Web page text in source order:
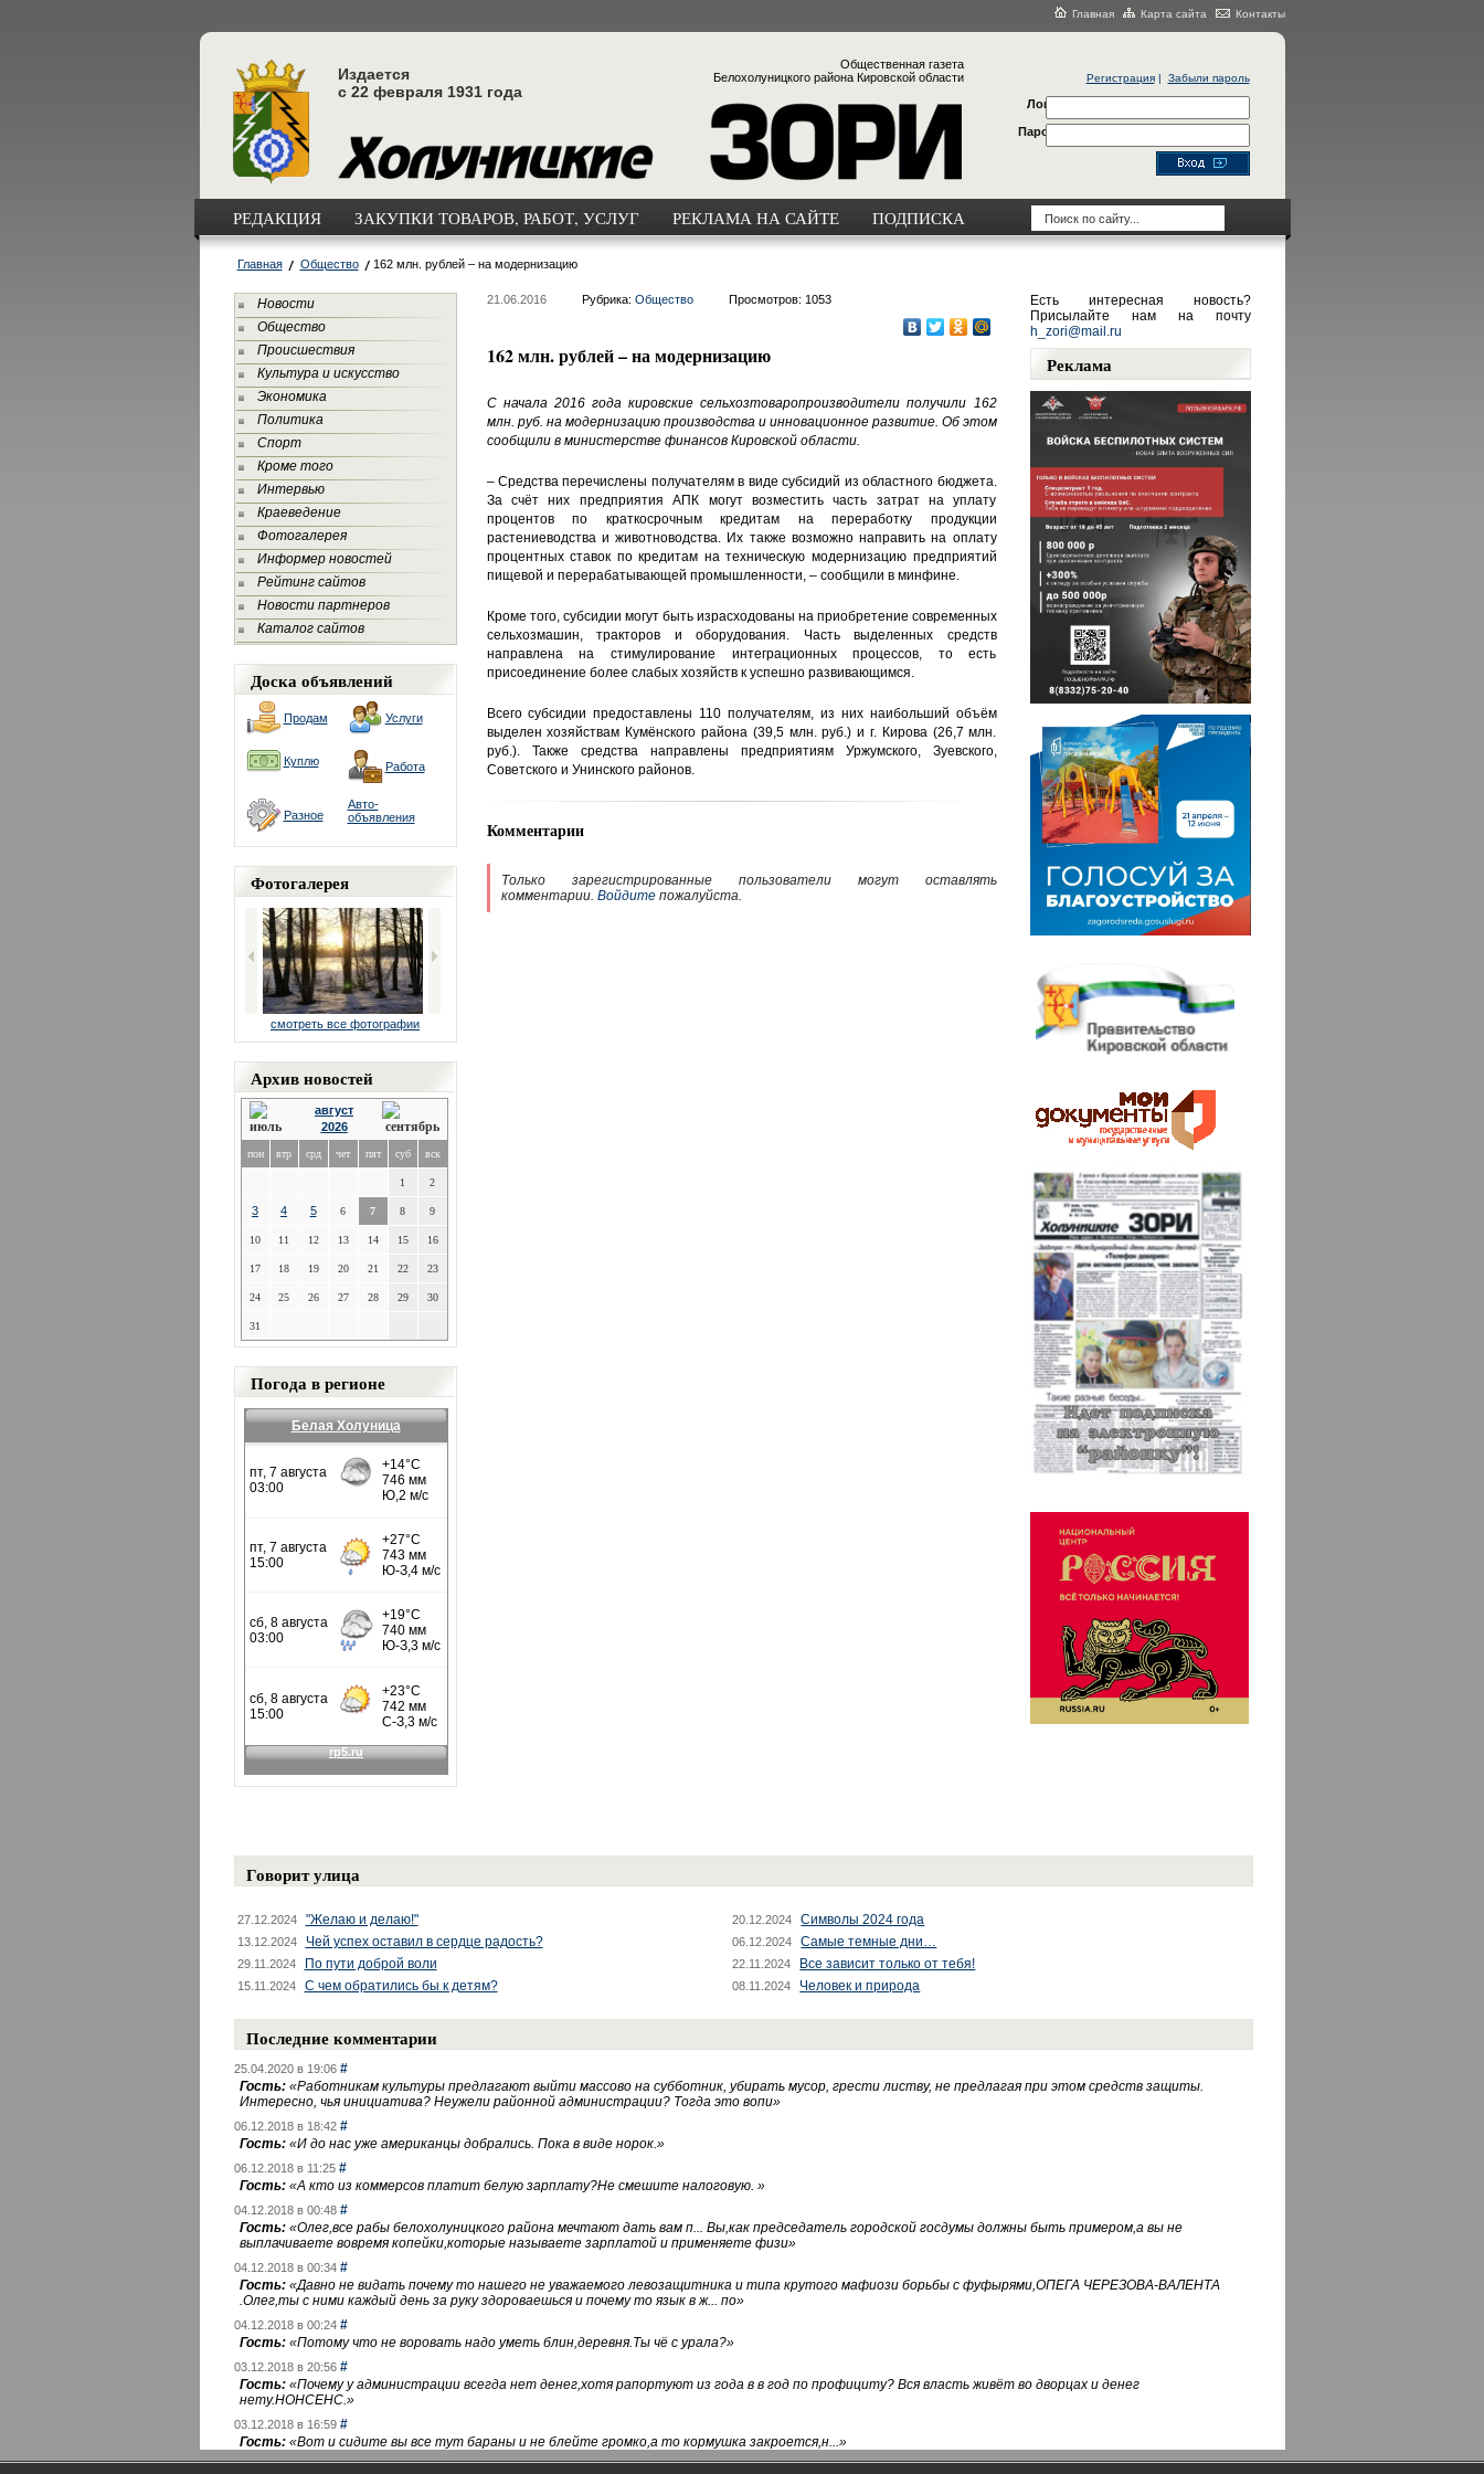
Главная Карта сайта Контакты
Издается
с 22 февраля 1931 года
Общественная газета
Белохолуницкого района Кировской области
Регистрация| Забыли пароль
Логин
Пароль
РЕДАКЦИЯ ЗАКУПКИ ТОВАРОВ, РАБОТ, УСЛУГ РЕКЛАМА НА САЙТЕ ПОДПИСКА
Главная Общество 162 млн. рублей – на модернизацию
Новости
Общество
Происшествия
Культура и искусство
Экономика
Политика
Спорт
Кроме того
Интервью
Краеведение
Фотогалерея
Информер новостей
Рейтинг сайтов
Новости партнеров
Каталог сайтов
Доска объявлений
Продам Услуги
Куплю Работа
Разное
Авто-
объявления
Фотогалерея
смотреть все фотографии
Архив новостей
август
2026
пон втр срд чет пят суб вск
1 2
3 4 5 6 7 8 9
10 11 12 13 14 15 16
17 18 19 20 21 22 23
24 25 26 27 28 29 30
31
Погода в регионе
Белая Холуница
21.06.2016 Рубрика: Общество Просмотров: 1053
162 млн. рублей – на модернизацию
С начала 2016 года кировские сельхозтоваропроизводители получили 162
млн. руб. на модернизацию производства и инновационное развитие. Об этом
сообщили в министерстве финансов Кировской области.
– Средства перечислены получателям в виде субсидий из областного бюджета.
За счёт них предприятия АПК могут возместить часть затрат на уплату
процентов по краткосрочным кредитам на переработку продукции
растениеводства и животноводства. Их также возможно направить на оплату
процентных ставок по кредитам на техническую модернизацию предприятий
пищевой и перерабатывающей промышленности, – сообщили в минфине.
Кроме того, субсидии могут быть израсходованы на приобретение современных
сельхозмашин, тракторов и оборудования. Часть выделенных средств
направлена на стимулирование интеграционных процессов, то есть
присоединение более слабых хозяйств к успешно развивающимся.
Всего субсидии предоставлены 110 получателям, из них наибольший объём
выделен хозяйствам Кумёнского района (39,5 млн. руб.) и г. Кирова (26,7 млн.
руб.). Также средства направлены предприятиям Уржумского, Зуевского,
Советского и Унинского районов.
Комментарии
Только зарегистрированные пользователи могут оставлять
комментарии. Войдитепожалуйста.
Есть интересная новость?
Присылайте нам на почту
h_zori@mail.ru
Реклама
Говорит улица
27.12.2024 "Желаю и делаю!" 20.12.2024 Символы 2024 года
13.12.2024 Чей успех оставил в сердце радость? 06.12.2024 Самые темные дни…
29.11.2024 По пути доброй воли 22.11.2024 Все зависит только от тебя!
15.11.2024 С чем обратились бы к детям? 08.11.2024 Человек и природа
Последние комментарии
25.04.2020 в 19:06 #
Гость: «Работникам культуры предлагают выйти массово на субботник, убирать мусор, грести листву, не предлагая при этом средств защиты.
Интересно, чья инициатива? Неужели районной администрации? Тогда это вопи»
06.12.2018 в 18:42 #
Гость: «И до нас уже американцы добрались. Пока в виде норок.»
06.12.2018 в 11:25 #
Гость: «А кто из коммерсов платит белую зарплату?Не смешите налоговую. »
04.12.2018 в 00:48 #
Гость: «Олег,все рабы белохолуницкого района мечтают дать вам п... Вы,как председатель городской госдумы должны быть примером,а вы не
выплачиваете вовремя копейки,которые называете зарплатой и применяете физи»
04.12.2018 в 00:34 #
Гость: «Давно не видать почему то нашего не уважаемого левозащитника и типа крутого мафиози борьбы с фуфырями,ОПЕГА ЧЕРЕЗОВА-ВАЛЕНТА
.Олег,ты с ними каждый день за руку здороваешься и почему то язык в ж... по»
04.12.2018 в 00:24 #
Гость: «Потому что не воровать надо уметь блин,деревня.Ты чё с урала?»
03.12.2018 в 20:56 #
Гость: «Почему у администрации всегда нет денег,хотя рапортуют из года в в год по профициту? Вся власть живёт во дворцах и денег
нету.НОНСЕНС.»
03.12.2018 в 16:59 #
Гость: «Вот и сидите вы все тут бараны и не блейте громко,а то кормушка закроется,н...»